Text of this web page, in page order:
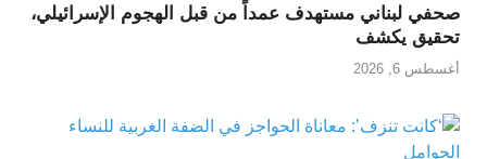
صحفي لبناني مستهدف عمداً من قبل الهجوم الإسرائيلي،
تحقيق يكشف
أغسطس 6, 2026